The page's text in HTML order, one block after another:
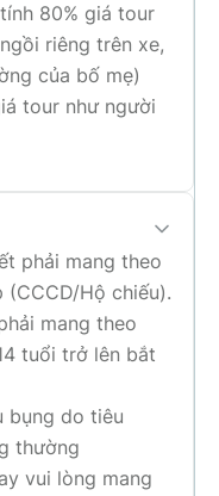
80% giá tour
riêng trên xe,
của bố mẹ)
tour như người
phải mang theo
Hộ chiếu).
mang theo
tuổi trở lên bắt
bụng do tiêu
thường
vui lòng mang